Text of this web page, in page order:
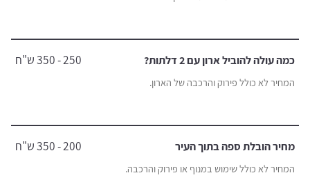
כמה עולה להוביל ארון עם 2 דלתות?
המחיר לא כולל פירוק והרכבה של הארון.
250 - 350 ש"ח
מחיר הובלת ספה בתוך העיר
המחיר לא כולל שימוש במנוף או פירוק והרכבה.
200 - 350 ש"ח